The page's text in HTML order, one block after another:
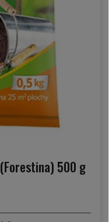
500 g